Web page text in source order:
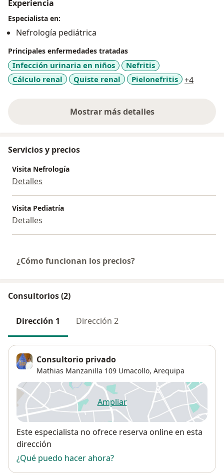
Experiencia
Especialista en:
Nefrología pediátrica
Principales enfermedades tratadas
Infección urinaria en niños
Nefritis
Cálculo renal
Quiste renal Pielonefritis +4
Mostrar más detalles
sobre la experiencia
Servicios y precios
Visita Nefrología
Detalles
Visita Pediatría
Detalles
¿Cómo funcionan los precios?
Consultorios (2)
Dirección 1 Dirección 2
Consultorio privado
Mathias Manzanilla 109 Umacollo, Arequipa
Ampliarse abre en una nueva
Disponibilidad
Este especialista no ofrece reserva online en esta
dirección
¿Qué puedo hacer ahora?